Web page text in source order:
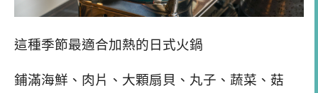
這種季節最適合加熱的日式火鍋
鋪滿海鮮、肉片、大顆扇貝、丸子、蔬菜、菇